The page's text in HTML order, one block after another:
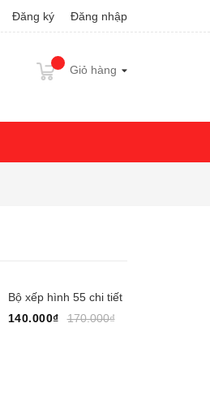
Đăng ký Đăng nhập
Giỏ hàng
Bộ xếp hình 55 chi tiết
140.000₫
170.000₫